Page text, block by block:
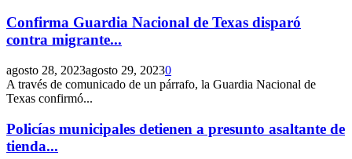
Confirma Guardia Nacional de Texas disparó
contra migrante...
agosto 28, 2023agosto 29, 20230
A través de comunicado de un párrafo, la Guardia Nacional de
Texas confirmó...
Policías municipales detienen a presunto asaltante de
tienda...